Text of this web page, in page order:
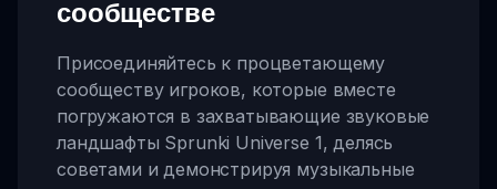
сообществе
Присоединяйтесь к процветающему
сообществу игроков, которые вместе
погружаются в захватывающие звуковые
ландшафты Sprunki Universe 1, делясь
советами и демонстрируя музыкальные